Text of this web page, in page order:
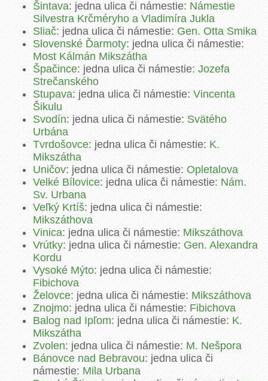
Šintava: jedna ulica či námestie:Námestie
Silvestra Krčméryho a Vladimíra Jukla
Sliač: jedna ulica či námestie:Gen. Otta Smika
Slovenské Ďarmoty: jedna ulica či námestie:
Most Kálmán Mikszátha
Špačince: jedna ulica či námestie:Jozefa
Strečanského
Stupava: jedna ulica či námestie:Vincenta
Šikulu
Svodín: jedna ulica či námestie:Svätého
Urbána
Tvrdošovce: jedna ulica či námestie:K.
Mikszátha
Uničov: jedna ulica či námestie:Opletalova
Velké Bílovice: jedna ulica či námestie:Nám.
Sv. Urbana
Veľký Krtíš: jedna ulica či námestie:
Mikszáthova
Vinica: jedna ulica či námestie:Mikszáthova
Vrútky: jedna ulica či námestie:Gen. Alexandra
Kordu
Vysoké Mýto: jedna ulica či námestie:
Fibichova
Želovce: jedna ulica či námestie:Mikszáthova
Znojmo: jedna ulica či námestie:Fibichova
Balog nad Ipľom: jedna ulica či námestie:K.
Mikszátha
Zvolen: jedna ulica či námestie:M. Nešpora
Bánovce nad Bebravou: jedna ulica či
námestie:Mila Urbana